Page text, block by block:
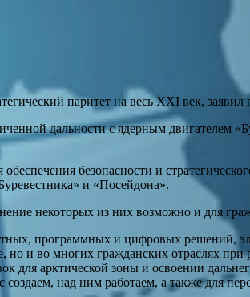
паритет на весь XXI век,
дальности с ядерным двигателем
безопасности и
и «Посейдона».
некоторых из них возможно и для
программных и цифровых решений,
и во многих гражданских отраслях при
для арктической зоны и освоении
создаем, над ним работаем, а также для